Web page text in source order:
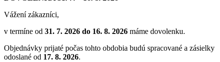
Vážení zákazníci,
v termíne od 31. 7. 2026 do 16. 8. 2026 máme dovolenku.
Objednávky prijaté počas tohto obdobia budú spracované a zásielky
odoslané od 17. 8. 2026.